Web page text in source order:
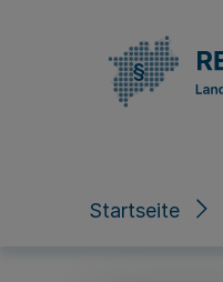
Startseite